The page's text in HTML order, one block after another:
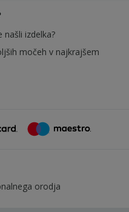
našli izdelka?
močeh v najkrajšem
orodja